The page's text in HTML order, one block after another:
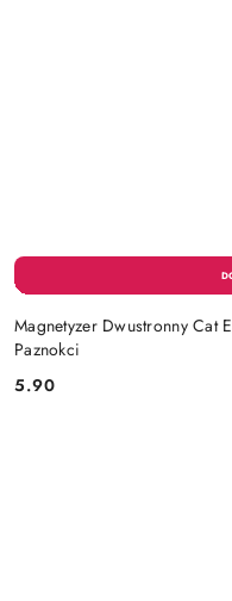
Magnetyzer Dwustronny Cat
Paznokci
Cena:
5.90